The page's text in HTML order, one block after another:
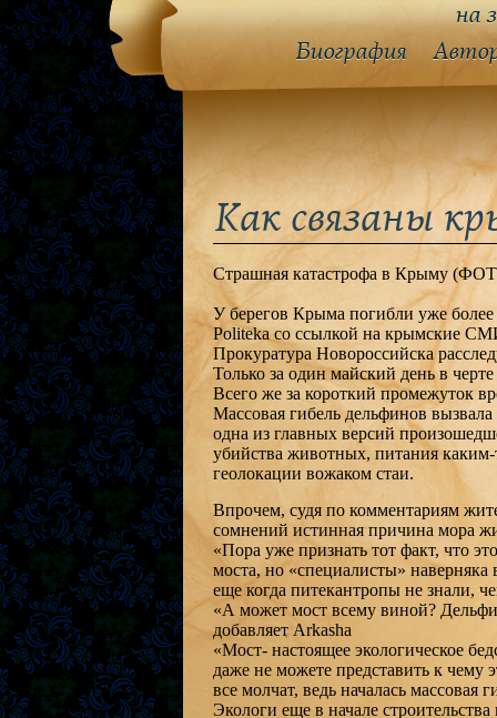
на
Биография
Как связаны
Страшная катастрофа в Крыму
У берегов Крыма погибли уже
Politeka со ссылкой на крымские
Прокуратура Новороссийска
Только за один майский день в
Всего же за короткий промежуток
Массовая гибель дельфинов
одна из главных версий
убийства животных, питания
геолокации вожаком стаи.
Впрочем, судя по комментариям
сомнений истинная причина мора
«Пора уже признать тот факт, что
моста, но «специалисты»
еще когда питекантропы не знали,
«А может мост всему виной?
добавляет Arkasha
«Мост- настоящее экологическое
даже не можете представить к
все молчат, ведь началась
Экологи еще в начале